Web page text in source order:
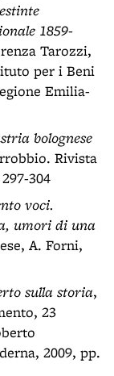
1859-
Tarozzi,
per i Beni
Emilia-
bolognese
Rivista
304
voci.
umori di una
A. Forni,
sulla storia,
23
2009, pp.